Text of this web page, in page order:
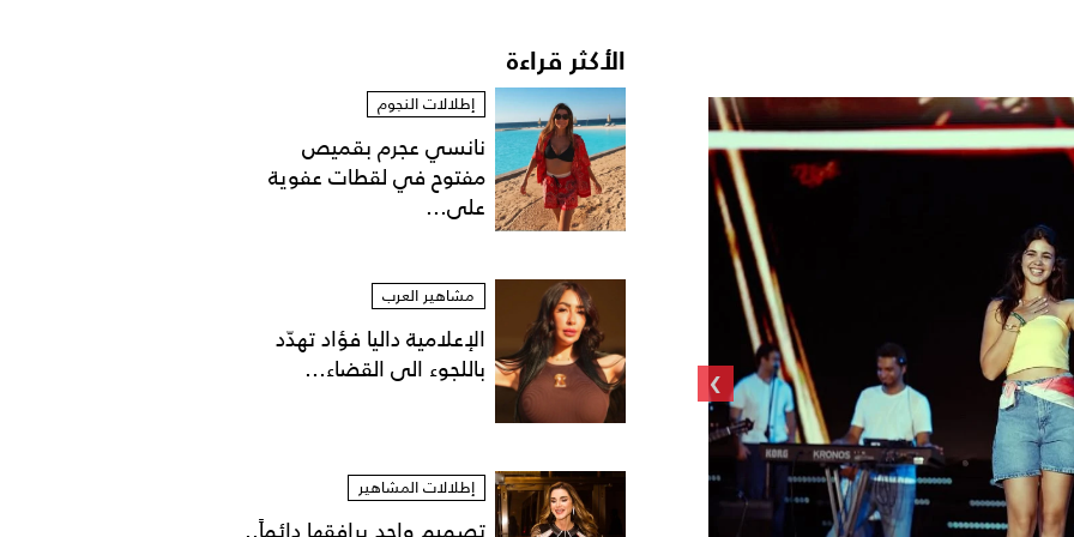
›
الأكثر قراءة
إطلالات النجوم
نانسي عجرم بقميص
مفتوح في لقطات عفوية
على...
مشاهير العرب
الإعلامية داليا فؤاد تهدّد
باللجوء الى القضاء...
إطلالات المشاهير